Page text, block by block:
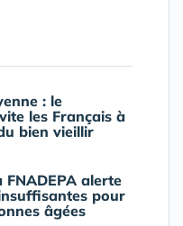
: le
les Français à
bien vieillir
alerte
pour
âgées